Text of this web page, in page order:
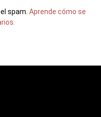
spam. Aprende cómo se